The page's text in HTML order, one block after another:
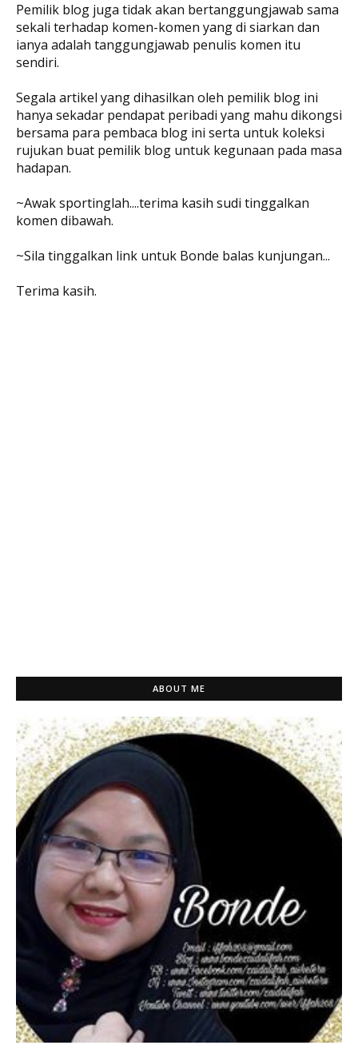
Pemilik blog juga tidak akan bertanggungjawab sama
sekali terhadap komen-komen yang di siarkan dan
ianya adalah tanggungjawab penulis komen itu
sendiri.
Segala artikel yang dihasilkan oleh pemilik blog ini
hanya sekadar pendapat peribadi yang mahu dikongsi
bersama para pembaca blog ini serta untuk koleksi
rujukan buat pemilik blog untuk kegunaan pada masa
hadapan.
~Awak sportinglah....terima kasih sudi tinggalkan
komen dibawah.
~Sila tinggalkan link untuk Bonde balas kunjungan...
Terima kasih.
ABOUT ME